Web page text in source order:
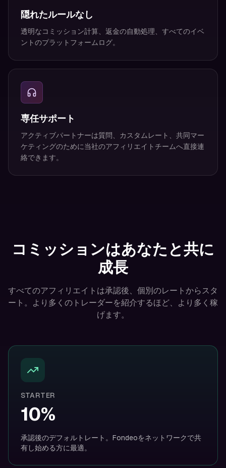
隠れたルールなし
透明なコミッション計算、返金の自動処理、すべてのイベ
ントのプラットフォームログ。
専任サポート
アクティブパートナーは質問、カスタムレート、共同マー
ケティングのために当社のアフィリエイトチームへ直接連
絡できます。
コミッションはあなたと共に
成長
すべてのアフィリエイトは承認後、個別のレートからスタ
ート。より多くのトレーダーを紹介するほど、より多く稼
げます。
STARTER
10%
承認後のデフォルトレート。Fondeoをネットワークで共
有し始める方に最適。